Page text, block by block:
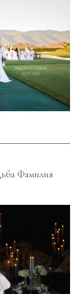
Фамилия